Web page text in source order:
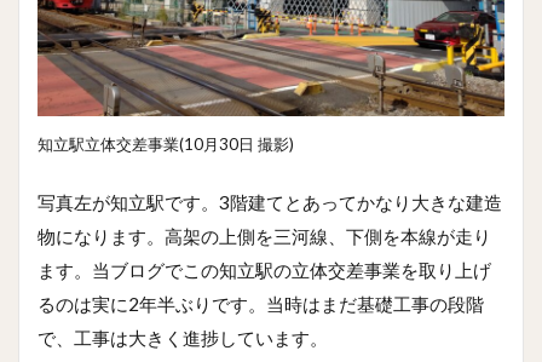
知立駅立体交差事業(10月30日 撮影)
写真左が知立駅です。3階建てとあってかなり大きな建造
物になります。高架の上側を三河線、下側を本線が走り
ます。当ブログでこの知立駅の立体交差事業を取り上げ
るのは実に2年半ぶりです。当時はまだ基礎工事の段階
で、工事は大きく進捗しています。